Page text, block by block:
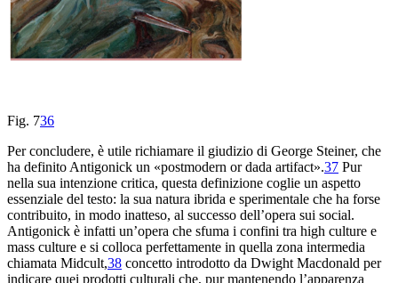
Fig. 736
Per concludere, è utile richiamare il giudizio di George Steiner, che
ha definito Antigonick un «postmodern or dada artifact».37 Pur
nella sua intenzione critica, questa definizione coglie un aspetto
essenziale del testo: la sua natura ibrida e sperimentale che ha forse
contribuito, in modo inatteso, al successo dell’opera sui social.
Antigonick è infatti un’opera che sfuma i confini tra high culture e
mass culture e si colloca perfettamente in quella zona intermedia
chiamata Midcult,38 concetto introdotto da Dwight Macdonald per
indicare quei prodotti culturali che, pur mantenendo l’apparenza